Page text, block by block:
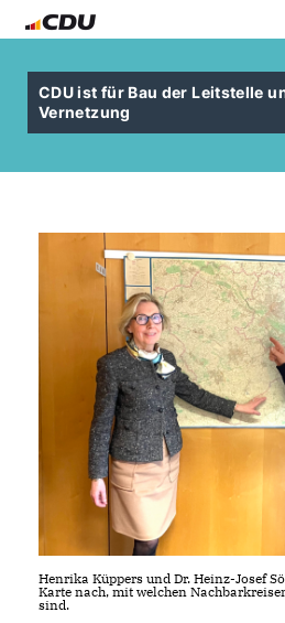
CDU ist für Bau der Leitstelle
Vernetzung
Henrika Küppers und Dr. Heinz-Josef
Karte nach, mit welchen
sind.